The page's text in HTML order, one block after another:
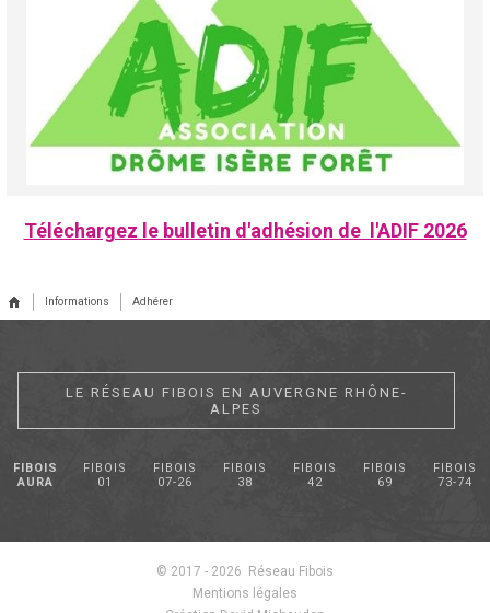
Téléchargez le bulletin d'adhésion de l'ADIF 2026
Informations Adhérer
LE RÉSEAU FIBOIS EN AUVERGNE RHÔNE-
ALPES
FIBOIS
AURA
FIBOIS
01
FIBOIS
07-26
FIBOIS
38
FIBOIS
42
FIBOIS
69
FIBOIS
73-74
© 2017 - 2026 Réseau Fibois
Mentions légales